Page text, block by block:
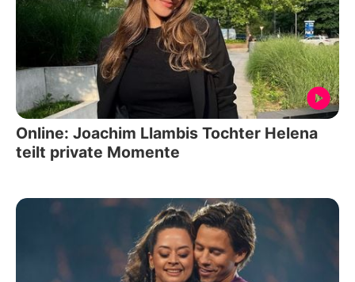
Online: Joachim Llambis Tochter Helena
teilt private Momente